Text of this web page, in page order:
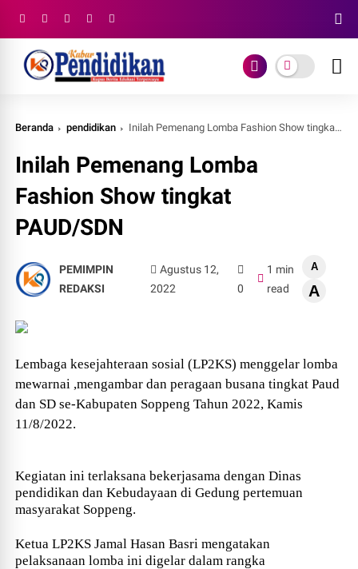
Beranda pendidikan Inilah Pemenang Lomba Fashion Show tingkat PAUD/SDN
Inilah Pemenang Lomba
Fashion Show tingkat
PAUD/SDN
PEMIMPIN
REDAKSI
Agustus 12,
2022
0
1 min
read
A
A
Lembaga kesejahteraan sosial (LP2KS) menggelar lomba
mewarnai ,mengambar dan peragaan busana tingkat Paud
dan SD se-Kabupaten Soppeng Tahun 2022, Kamis
11/8/2022.
Kegiatan ini terlaksana bekerjasama dengan Dinas
pendidikan dan Kebudayaan di Gedung pertemuan
masyarakat Soppeng.
Ketua LP2KS Jamal Hasan Basri mengatakan
pelaksanaan lomba ini digelar dalam rangka